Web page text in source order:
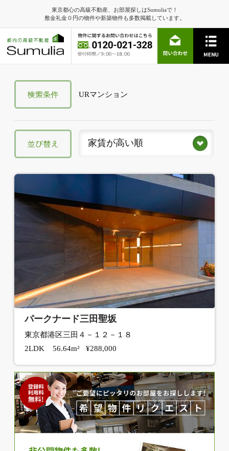
東京都心の高級不動産、お部屋探しはSumuliaで！
敷金礼金０円の物件や新築物件も多数掲載しています。
URマンション
家賃が高い順
パークナード三田聖坂
東京都港区三田４－１２－１８
2LDK 56.64m² ¥288,000